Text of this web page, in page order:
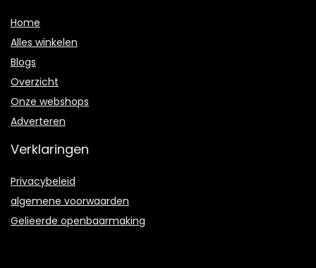
Home
Alles winkelen
Blogs
Overzicht
Onze webshops
Adverteren
Verklaringen
Privacybeleid
algemene voorwaarden
Gelieerde openbaarmaking